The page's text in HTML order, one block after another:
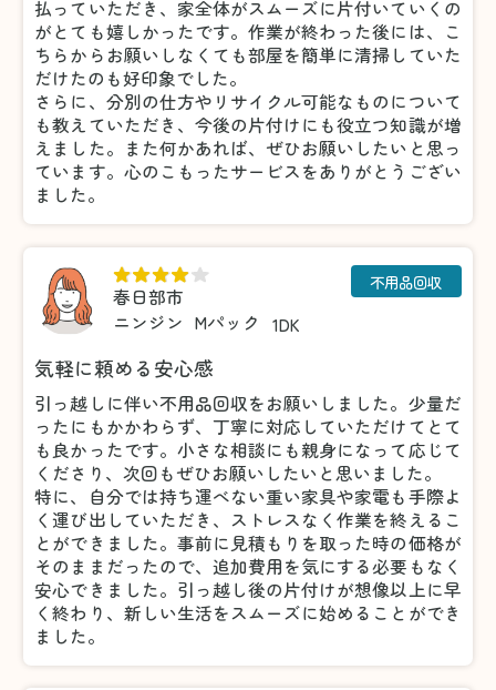
払っていただき、家全体がスムーズに片付いていくの
がとても嬉しかったです。作業が終わった後には、こ
ちらからお願いしなくても部屋を簡単に清掃していた
だけたのも好印象でした。
さらに、分別の仕方やリサイクル可能なものについて
も教えていただき、今後の片付けにも役立つ知識が増
えました。また何かあれば、ぜひお願いしたいと思っ
ています。心のこもったサービスをありがとうござい
ました。
春日部市
ニンジン Mパック 1DK
不用品回収
気軽に頼める安心感
引っ越しに伴い不用品回収をお願いしました。少量だ
ったにもかかわらず、丁寧に対応していただけてとて
も良かったです。小さな相談にも親身になって応じて
くださり、次回もぜひお願いしたいと思いました。
特に、自分では持ち運べない重い家具や家電も手際よ
く運び出していただき、ストレスなく作業を終えるこ
とができました。事前に見積もりを取った時の価格が
そのままだったので、追加費用を気にする必要もなく
安心できました。引っ越し後の片付けが想像以上に早
く終わり、新しい生活をスムーズに始めることができ
ました。